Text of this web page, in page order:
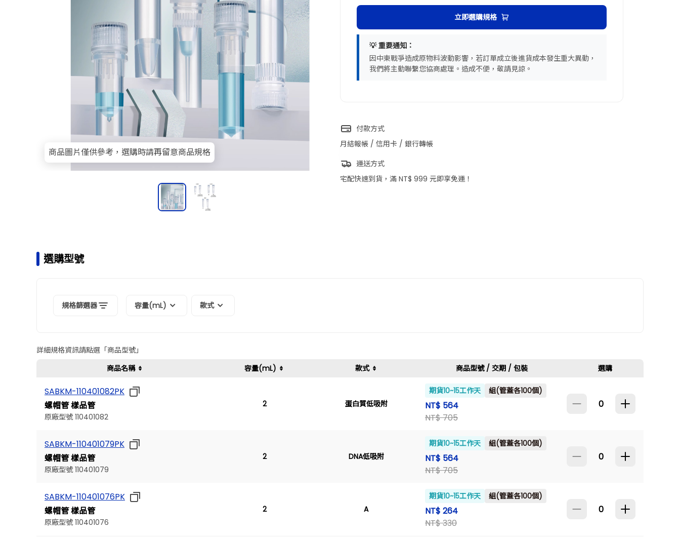
商品圖片僅供參考，選購時請再留意商品規格
立即選購規格
💡 重要通知：
因中東戰爭造成原物料波動影響，若訂單成立後進貨成本發生重大異動，
我們將主動聯繫您協商處理。造成不便，敬請見諒。
付款方式
月結報帳 / 信用卡 / 銀行轉帳
運送方式
宅配快速到貨，滿 NT$ 999 元即享免運！
選購型號
規格篩選器 容量(mL) 款式
詳細規格資訊請點選「商品型號」
商品名稱
容量(mL) 款式 商品型號 / 交期 / 包裝 選購
SABKM-110401082PK
螺帽管 樣品管
原廠型號 110401082
SABKM-110401079PK
螺帽管 樣品管
原廠型號 110401079
SABKM-110401076PK
螺帽管 樣品管
原廠型號 110401076
2
2
2
蛋白質低吸附
DNA低吸附
A
期貨10~15工作天 組(管蓋各100個)
NT$ 564
NT$ 705
期貨10~15工作天 組(管蓋各100個)
NT$ 564
NT$ 705
期貨10~15工作天 組(管蓋各100個)
NT$ 264
NT$ 330